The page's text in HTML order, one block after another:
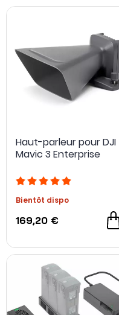
Haut-parleur pour DJI
Mavic 3 Enterprise
Bientôt dispo
169,20 €